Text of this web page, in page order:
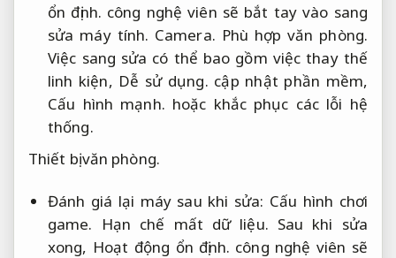
ổn định. công nghệ viên sẽ bắt tay vào sang
sửa máy tính. Camera. Phù hợp văn phòng.
Việc sang sửa có thể bao gồm việc thay thế
linh kiện, Dễ sử dụng. cập nhật phần mềm,
Cấu hình mạnh. hoặc khắc phục các lỗi hệ
thống.
Thiết bị văn phòng.
Đánh giá lại máy sau khi sửa: Cấu hình chơi
game.
Hạn chế mất dữ liệu. Sau khi sửa
xong, Hoạt động ổn định. công nghệ viên sẽ